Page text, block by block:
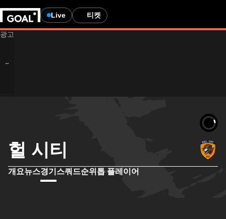
Live 티켓
헐 시티
개요뉴스경기 스쿼드순위 톱 플레이어